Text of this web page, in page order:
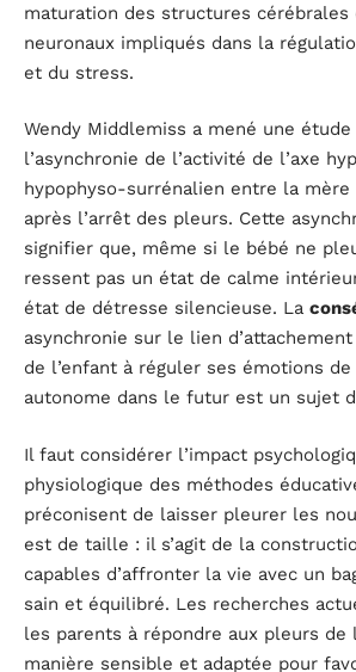
maturation des structures
neuronaux impliqués dans la
et du stress.
Wendy Middlemiss a mené une
l’asynchronie de l’activité de l’axe
hypophyso-surrénalien entre la
après l’arrêt des pleurs. Cette
signifier que, même si le bébé ne
ressent pas un état de calme
état de détresse silencieuse. La
asynchronie sur le lien
de l’enfant à réguler ses émotions de
autonome dans le futur est un sujet
Il faut considérer l’impact
physiologique des méthodes
préconisent de laisser pleurer les
est de taille : il s’agit de la
capables d’affronter la vie avec un
sain et équilibré. Les recherches
les parents à répondre aux pleurs de
manière sensible et adaptée pour